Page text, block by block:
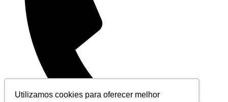
Utilizamos cookies para oferecer melhor